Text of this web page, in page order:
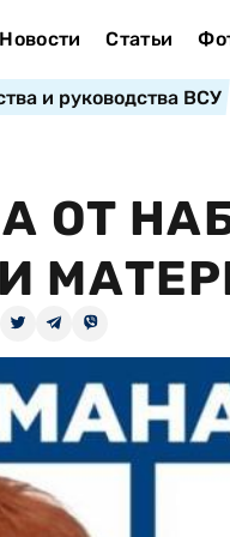
Новости Статьи
и руководства ВСУ
ОТ